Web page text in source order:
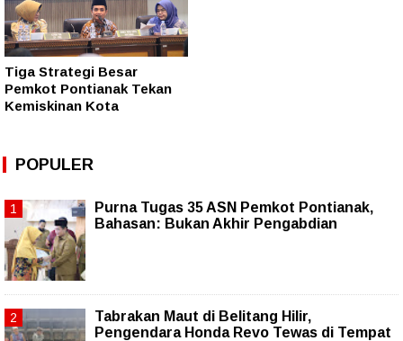
Tiga Strategi Besar
Pemkot Pontianak Tekan
Kemiskinan Kota
POPULER
Purna Tugas 35 ASN Pemkot Pontianak,
Bahasan: Bukan Akhir Pengabdian
Tabrakan Maut di Belitang Hilir,
Pengendara Honda Revo Tewas di Tempat